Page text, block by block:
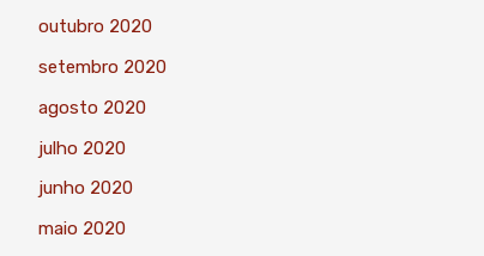
outubro 2020
setembro 2020
agosto 2020
julho 2020
junho 2020
maio 2020